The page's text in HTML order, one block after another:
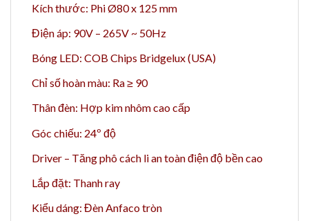
Kích thước: Phi Ø80 x 125 mm
Điện áp: 90V – 265V ~ 50Hz
Bóng LED: COB Chips Bridgelux (USA)
Chỉ số hoàn màu: Ra ≥ 90
Thân đèn: Hợp kim nhôm cao cấp
Góc chiếu: 24º độ
Driver – Tăng phô cách li an toàn điện độ bền cao
Lắp đặt: Thanh ray
Kiểu dáng: Đèn Anfaco tròn